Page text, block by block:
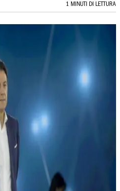
1 MINUTI DI LETTURA